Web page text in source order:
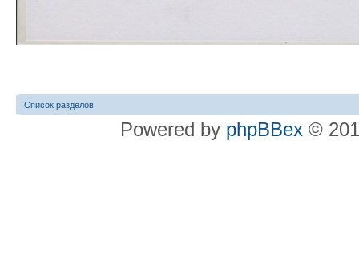
Список разделов
Powered by phpBBex ©